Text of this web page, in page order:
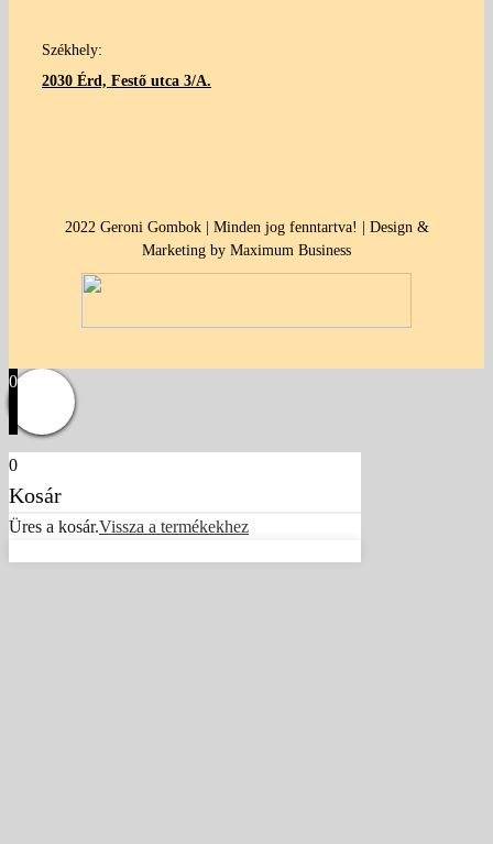
Székhely:
2030 Érd, Festő utca 3/A.
2022 Geroni Gombok | Minden jog fenntartva! | Design &
Marketing by Maximum Business
0
0
Kosár
Üres a kosár.Vissza a termékekhez